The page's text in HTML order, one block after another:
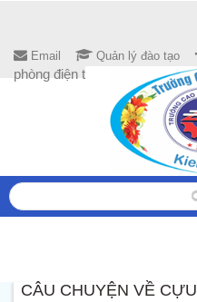
Email Quản lý đào tạo
phòng điện tử
CÂU CHUYỆN VỀ